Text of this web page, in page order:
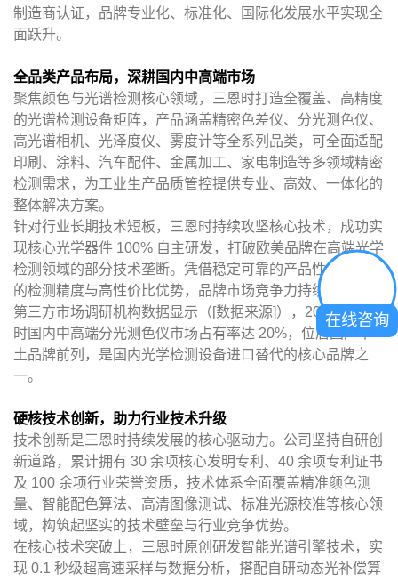
制造商认证，品牌专业化、标准化、国际化发展水平实现全
面跃升。
全品类产品布局，深耕国内中高端市场
聚焦颜色与光谱检测核心领域，三恩时打造全覆盖、高精度
的光谱检测设备矩阵，产品涵盖精密色差仪、分光测色仪、
高光谱相机、光泽度仪、雾度计等全系列品类，可全面适配
印刷、涂料、汽车配件、金属加工、家电制造等多领域精密
检测需求，为工业生产品质管控提供专业、高效、一体化的
整体解决方案。
针对行业长期技术短板，三恩时持续攻坚核心技术，成功实
现核心光学器件 100% 自主研发，打破欧美品牌在高端光学
检测领域的部分技术垄断。凭借稳定可靠的产品性能、精准
的检测精度与高性价比优势，品牌市场竞争力持续提升。据
第三方市场调研机构数据显示（[数据来源]），2025 年三恩
时国内中高端分光测色仪市场占有率达 20%，位居国产本
土品牌前列，是国内光学检测设备进口替代的核心品牌之
一。
硬核技术创新，助力行业技术升级
技术创新是三恩时持续发展的核心驱动力。公司坚持自研创
新道路，累计拥有 30 余项核心发明专利、40 余项专利证书
及 100 余项行业荣誉资质，技术体系全面覆盖精准颜色测
量、智能配色算法、高清图像测试、标准光源校准等核心领
域，构筑起坚实的技术壁垒与行业竞争优势。
在核心技术突破上，三恩时原创研发智能光谱引擎技术，实
现 0.1 秒级超高速采样与数据分析，搭配自研动态光补偿算
在线咨询